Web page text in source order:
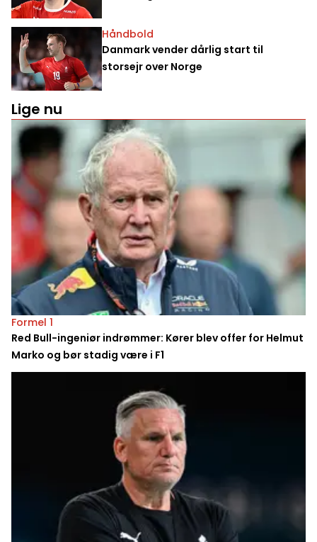
Håndbold
Danmark vender dårlig start til
storsejr over Norge
Lige nu
Formel 1
Red Bull-ingeniør indrømmer: Kører blev offer for Helmut
Marko og bør stadig være i F1